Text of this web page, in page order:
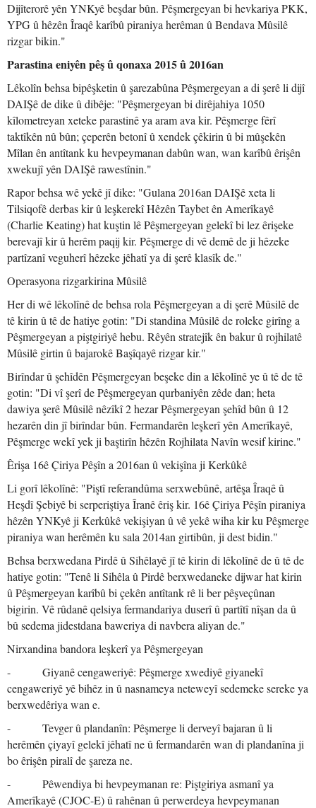
Dijîterorê yên YNKyê beşdar bûn. Pêşmergeyan bi hevkariya PKK,
YPG û hêzên Îraqê karîbû piraniya herêman û Bendava Mûsilê
rizgar bikin."
Parastina eniyên pêş û qonaxa 2015 û 2016an
Lêkolîn behsa bipêşketin û şarezabûna Pêşmergeyan a di şerê li dijî
DAIŞê de dike û dibêje: "Pêşmergeyan bi dirêjahiya 1050
kîlometreyan xeteke parastinê ya aram ava kir. Pêşmerge fêrî
taktîkên nû bûn; çeperên betonî û xendek çêkirin û bi mûşekên
Mîlan ên antîtank ku hevpeymanan dabûn wan, wan karîbû êrişên
xwekujî yên DAIŞê rawestînin."
Rapor behsa wê yekê jî dike: "Gulana 2016an DAIŞê xeta li
Tilsiqofê derbas kir û leşkerekî Hêzên Taybet ên Amerîkayê
(Charlie Keating) hat kuştin lê Pêşmergeyan gelekî bi lez êrişeke
berevajî kir û herêm paqij kir. Pêşmerge di vê demê de ji hêzeke
partîzanî veguherî hêzeke jêhatî ya di şerê klasîk de."
Operasyona rizgarkirina Mûsilê
Her di wê lêkolînê de behsa rola Pêşmergeyan a di şerê Mûsilê de
tê kirin û tê de hatiye gotin: "Di standina Mûsilê de roleke girîng a
Pêşmergeyan a piştgiriyê hebu. Rêyên stratejîk ên bakur û rojhilatê
Mûsilê girtin û bajarokê Başîqayê rizgar kir."
Birîndar û şehîdên Pêşmergeyan beşeke din a lêkolînê ye û tê de tê
gotin: "Di vî şerî de Pêşmergeyan qurbaniyên zêde dan; heta
dawiya şerê Mûsilê nêzîkî 2 hezar Pêşmergeyan şehîd bûn û 12
hezarên din jî birîndar bûn. Fermandarên leşkerî yên Amerîkayê,
Pêşmerge wekî yek ji baştirîn hêzên Rojhilata Navîn wesif kirine."
Êrişa 16ê Çiriya Pêşîn a 2016an û vekişîna ji Kerkûkê
Li gorî lêkolînê: "Piştî referandûma serxwebûnê, artêşa Îraqê û
Heşdî Şebiyê bi serperiştiya Îranê êriş kir. 16ê Çiriya Pêşîn piraniya
hêzên YNKyê ji Kerkûkê vekişiyan û vê yekê wiha kir ku Pêşmerge
piraniya wan herêmên ku sala 2014an girtibûn, ji dest bidin."
Behsa berxwedana Pirdê û Sihêlayê jî tê kirin di lêkolînê de û tê de
hatiye gotin: "Tenê li Sihêla û Pirdê berxwedaneke dijwar hat kirin
û Pêşmergeyan karîbû bi çekên antîtank rê li ber pêşveçûnan
bigirin. Vê rûdanê qelsiya fermandariya duserî û partîtî nîşan da û
bû sedema jidestdana baweriya di navbera aliyan de."
Nirxandina bandora leşkerî ya Pêşmergeyan
- Giyanê cengaweriyê: Pêşmerge xwediyê giyanekî
cengaweriyê yê bihêz in û nasnameya neteweyî sedemeke sereke ya
berxwedêriya wan e.
- Tevger û plandanîn: Pêşmerge li derveyî bajaran û li
herêmên çiyayî gelekî jêhatî ne û fermandarên wan di plandanîna ji
bo êrişên piralî de şareza ne.
- Pêwendiya bi hevpeymanan re: Piştgiriya asmanî ya
Amerîkayê (CJOC-E) û rahênan û perwerdeya hevpeymanan